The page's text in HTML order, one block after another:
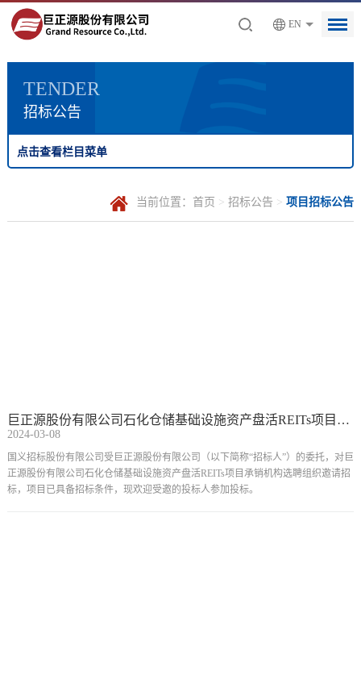
EN
TENDER
招标公告
点击查看栏目菜单
当前位置：首页 >招标公告 >项目招标公告
巨正源股份有限公司石化仓储基础设施资产盘活REITs项目承销机构选聘邀请公告
2024-03-08
国义招标股份有限公司受巨正源股份有限公司（以下简称“招标人”）的委托，对巨
正源股份有限公司石化仓储基础设施资产盘活REITs项目承销机构选聘组织邀请招
标，项目已具备招标条件，现欢迎受邀的投标人参加投标。